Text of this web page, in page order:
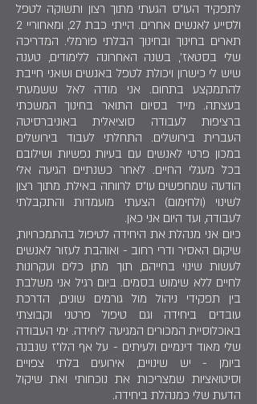
לתפקיד העו"ס הגעתי מתוך רצון ותשוקה לטפל
ולסייע לאנשים אחרים. הייתי כבת 27, ומאחוריי 2
תארים בחינוך ובחינוך הבלתי פורמלי. המדריכה
שלי בסטאז', בשנה האחרונה ללימודים, טענה
שיש לי כישרון ויכולת לטפל באנשים ושאני חייבת
להתמקצע בתחום. אני מודה לאל ששמעתי
בעצתה. מייד בסיום התואר בחינוך המשכתי
ברציפות לעבודה סוציאלית באוניברסיטה
העברית בירושלים. התחלתי לעבוד בירושלים
במכון פרטי לאנשים עם בעיות נפשיות ושילובם
בכל מעגלי החיים. לאחר כשנתיים הגיעה אלי
הודעה שמחפשים עו"ס לרווחה באילת. מתוך רצון
לשינוי (ולחימום) הצעתי מועמדות והתקבלתי
לעבודה, ועד היום אני כאן.
כיום אני מנהלת את היחידה לטיפול בהתמכרויות,
שיקום האסיר ודרי רחוב - ואוהבת לעזור לאנשים
לעשות שינוי בחייהם, תוך מתן כלים ועקרונות
לחיים ללא שימוש בסמים. ביום רגיל אני משלבת
בין תפקידי ניהול מול גורמים שונים, הדרכת
עובדים ביחידה וגם טיפול פרטני וקבוצתי
באוכלוסיית המכורים המגיעה ליחידה. ימי העבודה
שלי מאוד דינמיים ולעיתים - על אף הלו"ז שנבנה
ביומן - יש שינויים, אירועים בלתי צפויים
וסיטואציות שמצריכות את נוכחותי ואת שיקול
הדעת שלי כמנהלת ביחידה.